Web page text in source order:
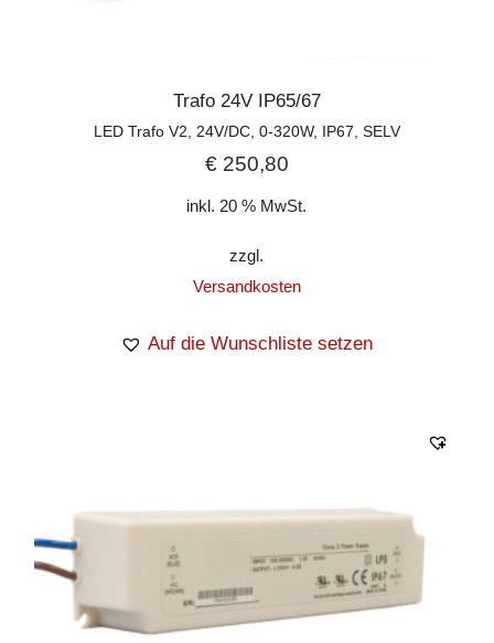
Trafo 24V IP65/67
LED Trafo V2, 24V/DC, 0-320W, IP67, SELV
€250,80
inkl. 20 % MwSt.
zzgl.
Versandkosten
Auf die Wunschliste setzen